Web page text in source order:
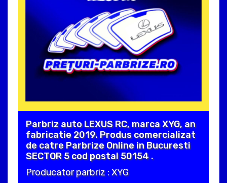
Parbriz auto LEXUS RC, marca XYG, an
fabricatie 2019. Produs comercializat
de catre Parbrize Online in Bucuresti
SECTOR 5 cod postal 50154 .
Producator parbriz : XYG